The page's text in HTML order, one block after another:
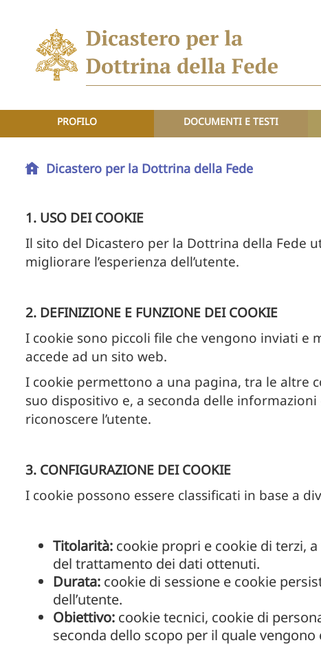
PROFILO DOCUMENTI E TESTI
Dicastero per la Dottrina della Fede
1. USO DEI COOKIE
Il sito del Dicastero per la Dottrina della Fede
migliorare l’esperienza dell’utente.
2. DEFINIZIONE E FUNZIONE DEI COOKIE
I cookie sono piccoli file che vengono inviati e
accede ad un sito web.
I cookie permettono a una pagina, tra le altre
suo dispositivo e, a seconda delle
riconoscere l’utente.
3. CONFIGURAZIONE DEI COOKIE
I cookie possono essere classificati in base a
Titolarità: cookie propri e cookie di terzi,
del trattamento dei dati ottenuti.
Durata: cookie di sessione e cookie
dell’utente.
Obiettivo: cookie tecnici, cookie di
seconda dello scopo per il quale